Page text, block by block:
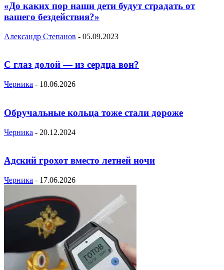
«До каких пор наши дети будут страдать от
вашего бездействия?»
Александр Степанов - 05.09.2023
С глаз долой — из сердца вон?
Черника - 18.06.2026
Обручальные кольца тоже стали дороже
Черника - 20.12.2024
Адский грохот вместо летней ночи
Черника - 17.06.2026